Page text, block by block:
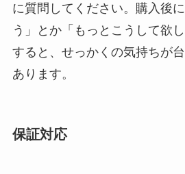
に質問してください。購入後
う」とか「もっとこうして欲
すると、せっかくの気持ちが
あります。
保証対応